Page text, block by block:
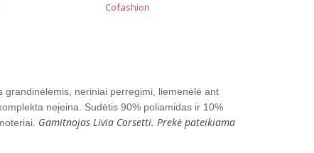
Cofashion
grandinėlėmis, neriniai perregimi, liemenėlė ant
neįeina. Sudėtis 90% poliamidas ir 10%
Gamitnojas Livia Corsetti. Prekė pateikiama